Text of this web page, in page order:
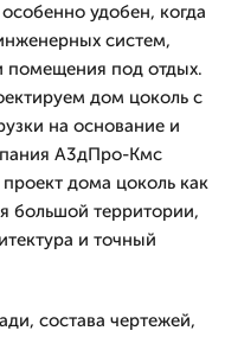
удобен, когда
систем,
помещения под отдых.
дом цоколь с
на основание и
А3дПро-Кмс
дома цоколь как
большой территории,
и точный
состава чертежей,